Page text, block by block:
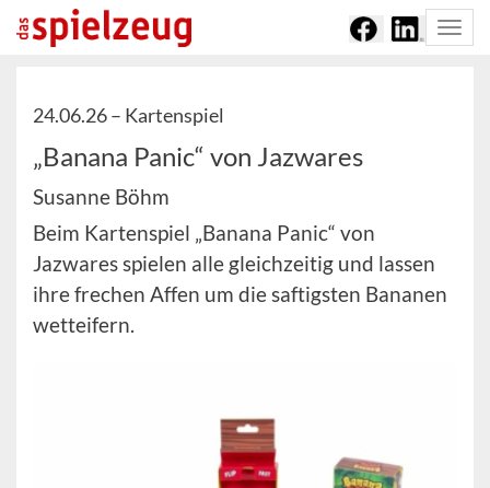
24.06.26 – Kartenspiel
„Banana Panic“ von Jazwares
Susanne Böhm
Beim Kartenspiel „Banana Panic“ von
Jazwares spielen alle gleichzeitig und lassen
ihre frechen Affen um die saftigsten Bananen
wetteifern.